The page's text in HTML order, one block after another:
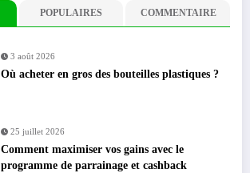
POPULAIRES COMMENTAIRE
3 août 2026
Où acheter en gros des bouteilles plastiques ?
25 juillet 2026
Comment maximiser vos gains avec le
programme de parrainage et cashback